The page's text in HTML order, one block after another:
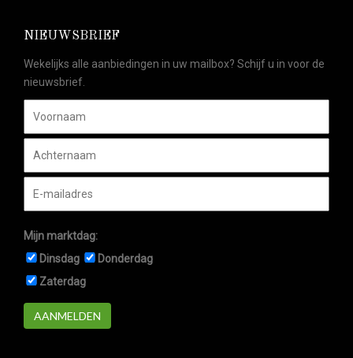
NIEUWSBRIEF
Wekelijks alle aanbiedingen in uw mailbox? Schijf u in voor de
nieuwsbrief.
Mijn marktdag:
Dinsdag
Donderdag
Zaterdag
AANMELDEN